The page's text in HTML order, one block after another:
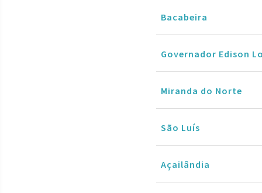
Bacabeira
Governador Edison
Miranda do Norte
São Luís
Açailândia